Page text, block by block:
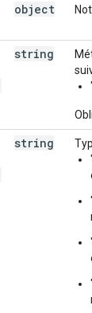
object
string
string